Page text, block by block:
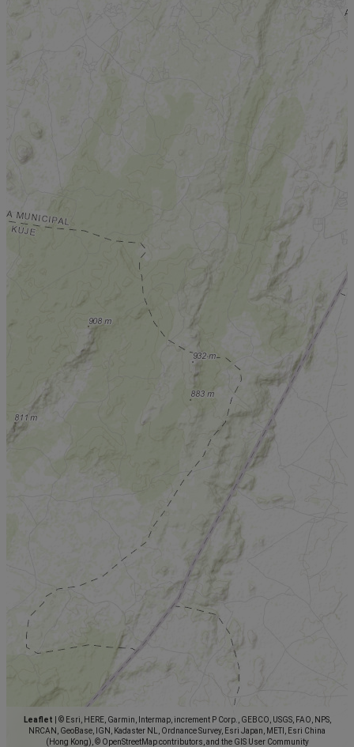
Leaflet
© Esri, HERE, Garmin, Intermap, increment P Corp., GEBCO, USGS, FAO, NPS,
NRCAN, GeoBase, IGN, Kadaster NL, Ordnance Survey, Esri Japan, METI, Esri China
(Hong Kong), © OpenStreetMap contributors, and the GIS User Community